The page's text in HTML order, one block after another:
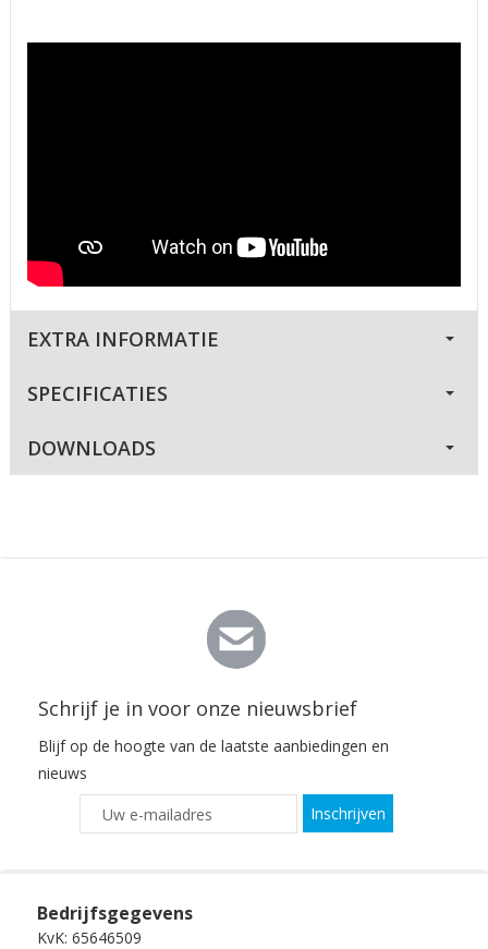
EXTRA INFORMATIE
SPECIFICATIES
DOWNLOADS
Schrijf je in voor onze nieuwsbrief
Blijf op de hoogte van de laatste aanbiedingen en
nieuws
Inschrijven
Bedrijfsgegevens
KvK: 65646509